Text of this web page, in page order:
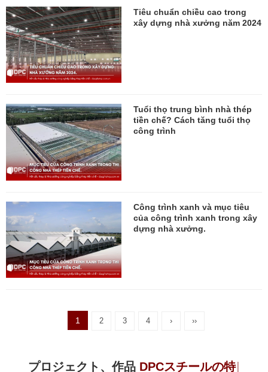
Tiêu chuẩn chiều cao trong
xây dựng nhà xưởng năm 2024
Tuổi thọ trung bình nhà thép
tiền chế? Cách tăng tuổi thọ
công trình
Công trình xanh và mục tiêu
của công trình xanh trong xây
dựng nhà xưởng.
1 2 3 4 › ››
プロジェクト、作品DP|